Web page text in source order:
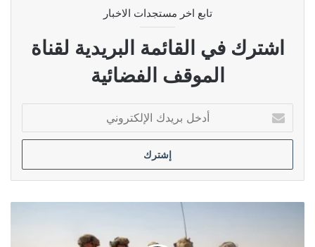
تابع اخر مستجدات الاخبار
اشترك في القائمة البريدية لقناة
الموقف الفضائية
بريدك
الإلكتروني